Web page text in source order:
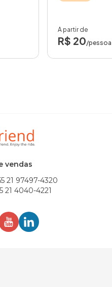
A partir de
R$ 20/pessoa
vendas
21 97497-4320
21 4040-4221